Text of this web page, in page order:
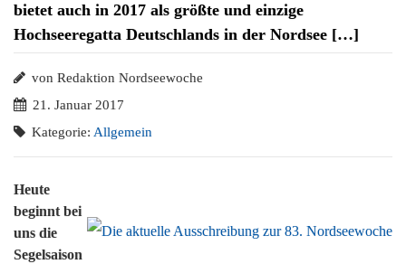
bietet auch in 2017 als größte und einzige
Hochseeregatta Deutschlands in der Nordsee […]
von Redaktion Nordseewoche
21. Januar 2017
Kategorie: Allgemein
Heute
beginnt bei
uns die
Segelsaison